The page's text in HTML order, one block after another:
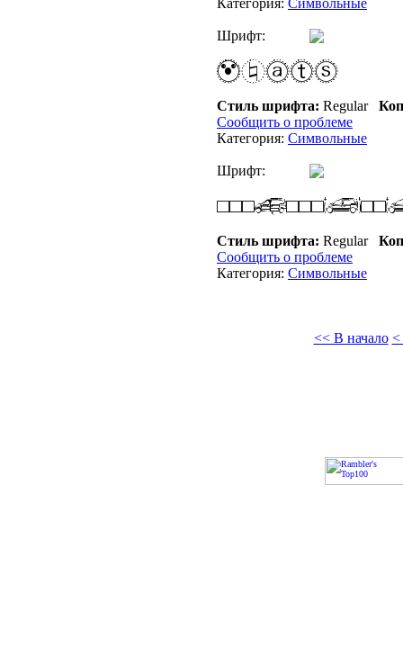
Категория: Символьные
Шрифт:
Стиль шрифта: Regular
Сообщить о проблеме
Категория: Символьные
Шрифт:
Стиль шрифта: Regular
Сообщить о проблеме
Категория: Символьные
<< В начало <